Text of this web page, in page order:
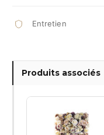
Entretien
Produits associés